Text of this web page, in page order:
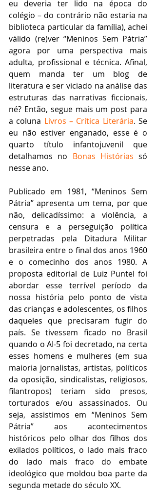
eu deveria ter lido na época do
colégio – do contrário não estaria na
biblioteca particular da família), achei
válido (re)ver “Meninos Sem Pátria”
agora por uma perspectiva mais
adulta, profissional e técnica. Afinal,
quem manda ter um blog de
literatura e ser viciado na análise das
estruturas das narrativas ficcionais,
né? Então, segue mais um post para
a coluna Livros – Crítica Literária. Se
eu não estiver enganado, esse é o
quarto título infantojuvenil que
detalhamos no Bonas Histórias só
nesse ano.
Publicado em 1981, “Meninos Sem
Pátria” apresenta um tema, por que
não, delicadíssimo: a violência, a
censura e a perseguição política
perpetradas pela Ditadura Militar
brasileira entre o final dos anos 1960
e o comecinho dos anos 1980. A
proposta editorial de Luiz Puntel foi
abordar esse terrível período da
nossa história pelo ponto de vista
das crianças e adolescentes, os filhos
daqueles que precisaram fugir do
país. Se tivessem ficado no Brasil
quando o AI-5 foi decretado, na certa
esses homens e mulheres (em sua
maioria jornalistas, artistas, políticos
da oposição, sindicalistas, religiosos,
filantropos) teriam sido presos,
torturados e/ou assassinados. Ou
seja, assistimos em “Meninos Sem
Pátria” aos acontecimentos
históricos pelo olhar dos filhos dos
exilados políticos, o lado mais fraco
do lado mais fraco do embate
ideológico que moldou boa parte da
segunda metade do século XX.